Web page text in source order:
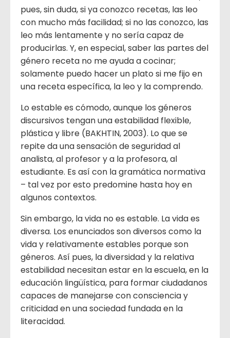
pues, sin duda, si ya conozco recetas, las leo
con mucho más facilidad; si no las conozco, las
leo más lentamente y no sería capaz de
producirlas. Y, en especial, saber las partes del
género receta no me ayuda a cocinar;
solamente puedo hacer un plato si me fijo en
una receta específica, la leo y la comprendo.
Lo estable es cómodo, aunque los géneros
discursivos tengan una estabilidad flexible,
plástica y libre (BAKHTIN, 2003). Lo que se
repite da una sensación de seguridad al
analista, al profesor y a la profesora, al
estudiante. Es así con la gramática normativa
– tal vez por esto predomine hasta hoy en
algunos contextos.
Sin embargo, la vida no es estable. La vida es
diversa. Los enunciados son diversos como la
vida y relativamente estables porque son
géneros. Así pues, la diversidad y la relativa
estabilidad necesitan estar en la escuela, en la
educación lingüística, para formar ciudadanos
capaces de manejarse con consciencia y
criticidad en una sociedad fundada en la
literacidad.